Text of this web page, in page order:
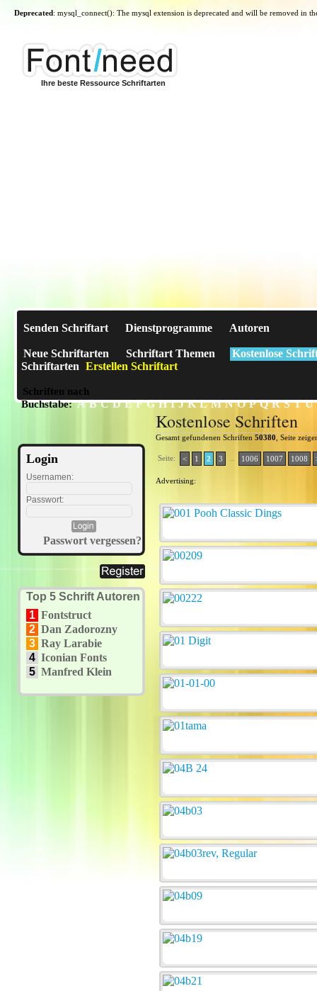
Deprecated: mysql_connect(): The mysql extension is deprecated and will be removed in
Ihre beste Ressource Schriftarten
Senden Schriftart Dienstprogramme Autoren
Neue Schriftarten Schriftart Themen
Kostenlose
Schriftarten Erstellen Schriftart
Schriften nach
Buchstabe:A B C D E F G H I J K L M N O P Q R S T U
Login
Usernamen:
Passwort:
Passwort vergessen?
Top 5 Schrift Autoren
1 Fontstruct
2 Dan Zadorozny
3 Ray Larabie
4 Iconian Fonts
5 Manfred Klein
Kostenlose Schriften
Gesamt gefundenen Schriften 50380 , Seite
Seite: < 1 2 3 1006 1007 1008
Advertising: